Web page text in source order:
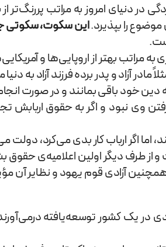
در دنیای امروز به مراتب
را بپذیرد.این سکوت، سکوتی
مراتب بهتر از اروپایی‌ها و
مادر آزاد و پدر برده فرزند آزاد
خود باقی بمانند و در صورت
وی نبود و اگر به حقوق اربابش
اما اگر ارباب کار بدی می‌کرد، دولت
از طرف دیگر اولین اعلامیه‌ی
آزادی قوم یهود و نظایر آن
یک کشور توسعه‌یافته